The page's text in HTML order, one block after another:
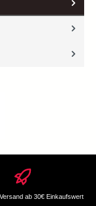
ab 30€ Einkaufswert